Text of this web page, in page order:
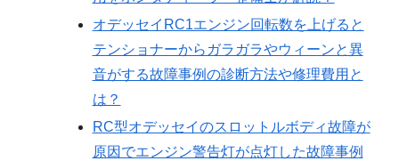
オデッセイRC1エンジン回転数を上げると
テンショナーからガラガラやウィーンと異
音がする故障事例の診断方法や修理費用と
は？
RC型オデッセイのスロットルボディ故障が
原因でエンジン警告灯が点灯した故障事例